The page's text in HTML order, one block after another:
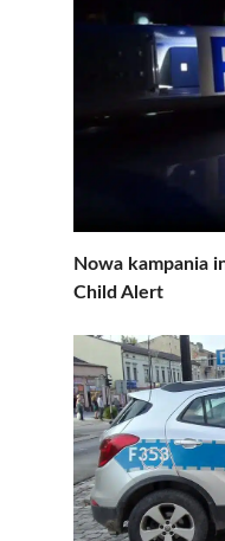
Nowa kampania
Child Alert